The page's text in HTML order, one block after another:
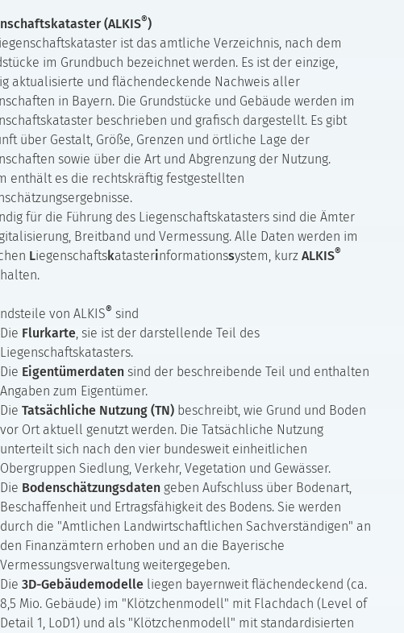
(ALKIS®)
ist das amtliche Verzeichnis, nach dem
im Grundbuch bezeichnet werden. Es ist der einzige,
aktualisierte und flächendeckende Nachweis aller
in Bayern. Die Grundstücke und Gebäude werden im
beschrieben und grafisch dargestellt. Es gibt
über Gestalt, Größe, Grenzen und örtliche Lage der
sowie über die Art und Abgrenzung der Nutzung.
enthält es die rechtskräftig festgestellten
für die Führung des Liegenschaftskatasters sind die Ämter
Breitband und Vermessung. Alle Daten werden im
Liegenschaftskatasterinformationssystem, kurz ALKIS®
von ALKIS® sind
Die Flurkarte , sie ist der darstellende Teil des
Liegenschaftskatasters.
Die Eigentümerdaten sind der beschreibende Teil und enthalten
Angaben zum Eigentümer.
Die Tatsächliche Nutzung (TN) beschreibt, wie Grund und Boden
vor Ort aktuell genutzt werden. Die Tatsächliche Nutzung
unterteilt sich nach den vier bundesweit einheitlichen
Obergruppen Siedlung, Verkehr, Vegetation und Gewässer.
Die Bodenschätzungsdaten geben Aufschluss über Bodenart,
Beschaffenheit und Ertragsfähigkeit des Bodens. Sie werden
durch die "Amtlichen Landwirtschaftlichen Sachverständigen" an
den Finanzämtern erhoben und an die Bayerische
Vermessungsverwaltung weitergegeben.
Die 3D-Gebäudemodelle liegen bayernweit flächendeckend (ca.
8,5 Mio. Gebäude) im "Klötzchenmodell" mit Flachdach (Level of
Detail 1, LoD1) und als "Klötzchenmodell" mit standardisierten